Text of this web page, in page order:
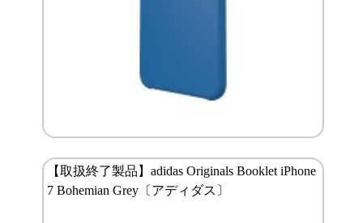
【取扱終了製品】adidas Originals Booklet iPhone
7 Bohemian Grey〔アディダス〕